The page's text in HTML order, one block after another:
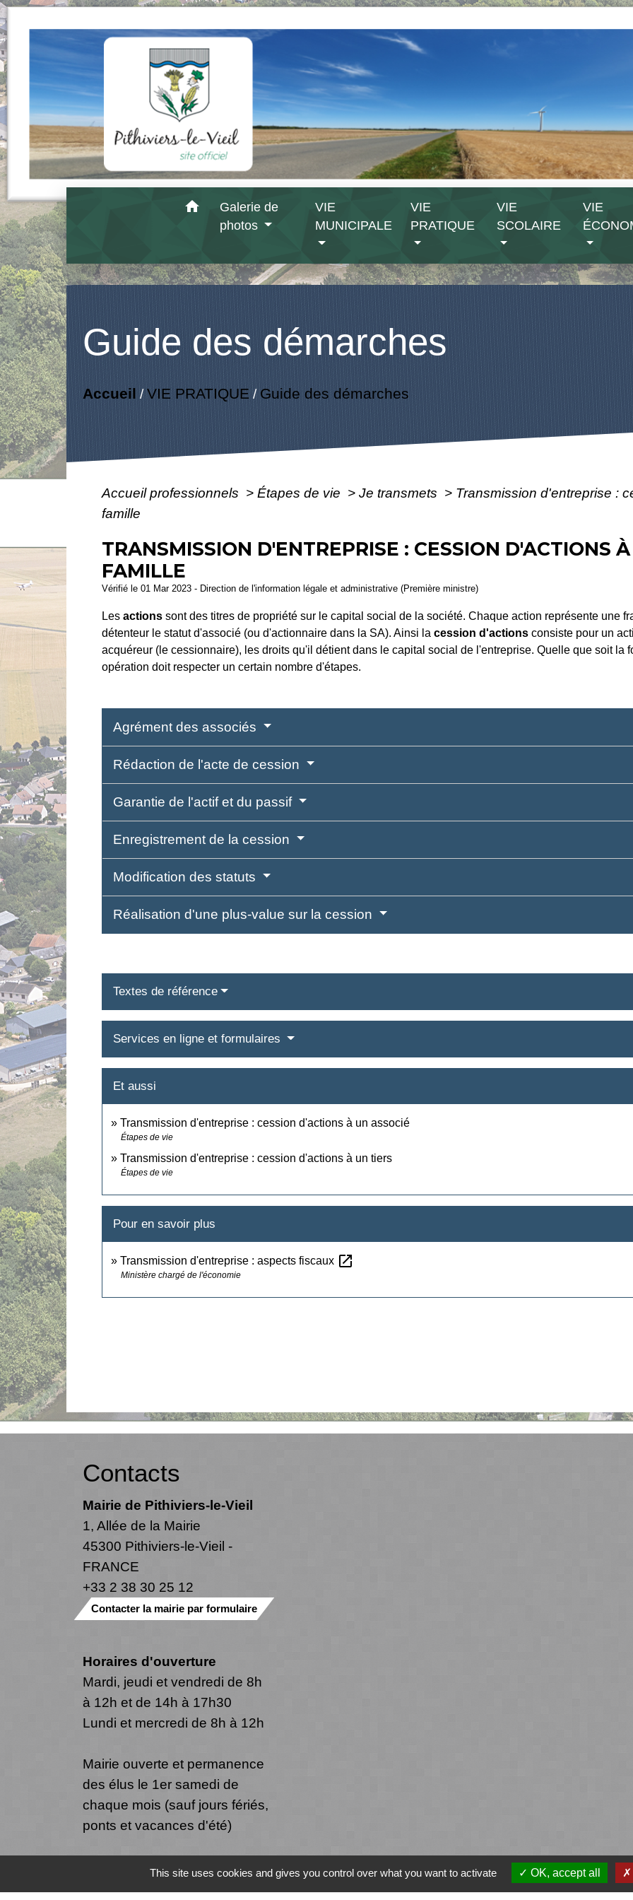
home
Galerie de
photos
VIE
MUNICIPALE
VIE
PRATIQUE
VIE
SCOLAIRE
VIE
Guide des démarches
Accueil /VIE PRATIQUE/ Guide des démarches
Accueil professionnels > Étapes de vie > Je transmets > Transmission d'entreprise :
famille
TRANSMISSION D'ENTREPRISE : CESSION D'ACTIONS
FAMILLE
Vérifié le 01 Mar 2023 - Direction de l'information légale et administrative (Première ministre)
Lesactions sont des titres de propriété sur le capital social de la société. Chaque action représente une
détenteur le statut d'associé (ou d'actionnaire dans la SA). Ainsi lacession d'actions consiste pour un
acquéreur (le cessionnaire), les droits qu'il détient dans le capital social de l'entreprise. Quelle que soit la
opération doit respecter un certain nombre d'étapes.
Agrément des associés
Rédaction de l'acte de cession
Garantie de l'actif et du passif
Enregistrement de la cession
Modification des statuts
Réalisation d'une plus-value sur la cession
Textes de référence
Services en ligne et formulaires
Et aussi
Transmission d'entreprise : cession d'actions à un associé
Étapes de vie
Transmission d'entreprise : cession d'actions à un tiers
Étapes de vie
Pour en savoir plus
Transmission d'entreprise : aspects fiscaux open_in_new
Ministère chargé de l'économie
Contacts
Mairie de Pithiviers-le-Vieil
1, Allée de la Mairie
45300 Pithiviers-le-Vieil -
FRANCE
+33 2 38 30 25 12
Contacter la mairie par formulaire
Horaires d'ouverture
Mardi, jeudi et vendredi de 8h
à 12h et de 14h à 17h30
Lundi et mercredi de 8h à 12h
Mairie ouverte et permanence
des élus le 1er samedi de
chaque mois (sauf jours fériés,
ponts et vacances d'été)
Mentions légales - Politique de confidentialité - Accessibilité - Plan du site - Gestion
This site uses cookies and gives you control over what you want to activate OK, accept all